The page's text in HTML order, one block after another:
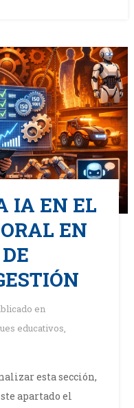
IA EN EL
EN
en
educativos,
esta sección,
apartado el